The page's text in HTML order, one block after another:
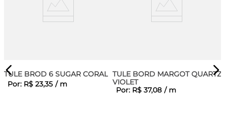
TULE BROD 6 SUGAR CORAL
Por: R$ 23,35 / m
TULE BORD MARGOT
VIOLET
Por: R$ 37,08 / m